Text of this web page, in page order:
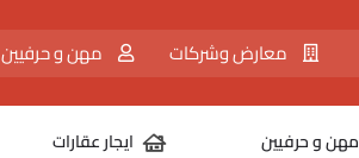
معارض وشركات مهن و حرفيين
مهن و حرفيين ايجار عقارات